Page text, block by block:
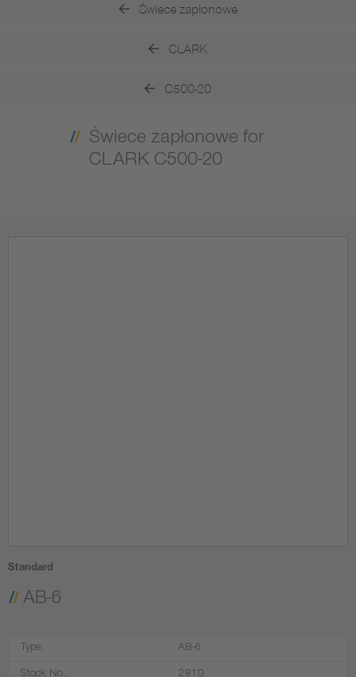
Świece zapłonowe
CLARK
C500-20
Świece zapłonowe for
CLARK C500-20
Standard
AB-6
Type: AB-6
Stock No.: 2910